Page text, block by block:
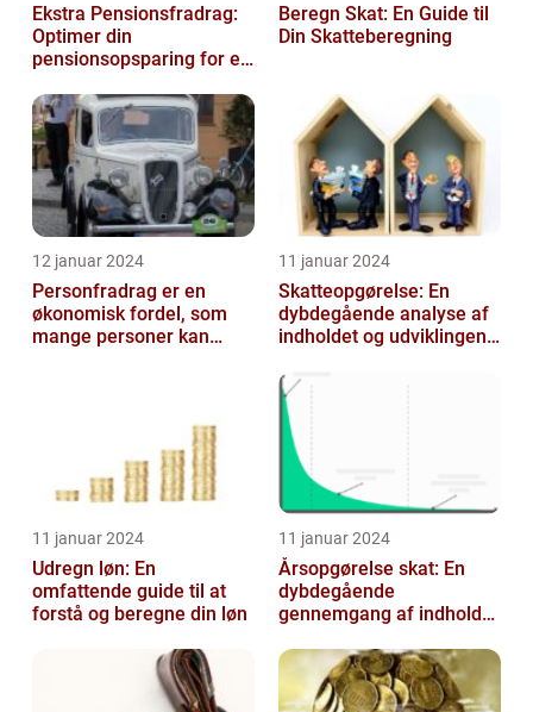
Ekstra Pensionsfradrag:
Optimer din
pensionsopsparing for en
Beregn Skat: En Guide til
Din Skatteberegning
12 januar 2024
Personfradrag er en
økonomisk fordel, som
mange personer kan
11 januar 2024
Skatteopgørelse: En
dybdegående analyse af
indholdet og udviklingen
11 januar 2024
Udregn løn: En
omfattende guide til at
forstå og beregne din løn
11 januar 2024
Årsopgørelse skat: En
dybdegående
gennemgang af indholdet
tiden